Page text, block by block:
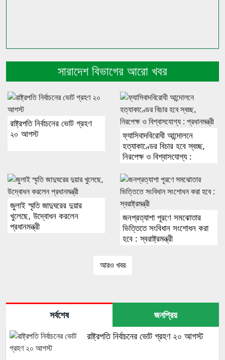
সারাদেশ বিভাগের আরো খবর
রাষ্ট্রপতি নির্বাচনের ভোট গ্রহণ
২০ আগস্ট
ফ্যাসিবাদবিরোধী আন্দোলনে
হত্যাকাণ্ডের বিচার হবে স্বচ্ছ,
নিরপেক্ষ ও বিশ্বাসযোগ্য :
জুলাই স্মৃতি জাদুঘরের দুয়ার
খুলেছে, উদ্বোধন করলেন
প্রধানমন্ত্রী
জনপ্রত্যাশা পূরণে সমঝোতার
ভিত্তিতে সংবিধান সংশোধন করা
হবে : স্বরাষ্ট্রমন্ত্রী
আরও খবর
সর্বশেষ জনপ্রিয়
রাষ্ট্রপতি নির্বাচনের ভোট গ্রহণ ২০ আগস্ট